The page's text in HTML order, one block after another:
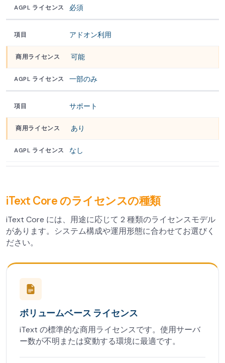
必須
アドオン利用
可能
一部のみ
サポート
あり
なし
iText Core のライセンスの種類
iText Core には、用途に応じて 2 種類のライセンスモデル
があります。システム構成や運用形態に合わせてお選びく
ださい。
ボリュームベース ライセンス
iText の標準的な商用ライセンスです。使用サーバ
ー数が不明または変動する環境に最適です。